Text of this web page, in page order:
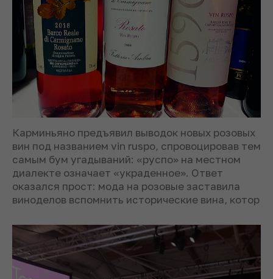
Карминьяно предъявил выводок новых розовых
вин под названием vin ruspo, спровоцировав тем
самым бум угадываний: «руспо» на местном
диалекте означает «украденное». Ответ
оказался прост: мода на розовые заставила
виноделов вспомнить исторические вина, котор